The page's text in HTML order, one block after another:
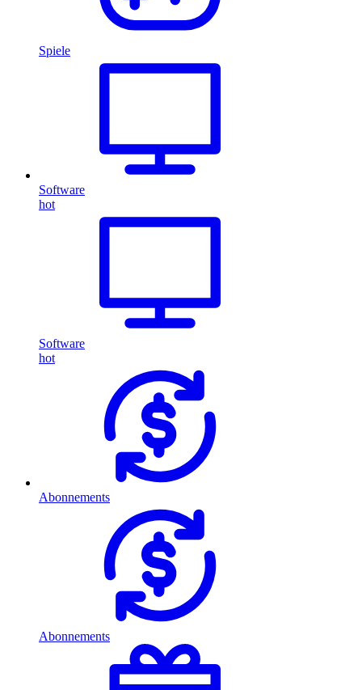
Spiele
Software
hot
Software
hot
Abonnements
Abonnements